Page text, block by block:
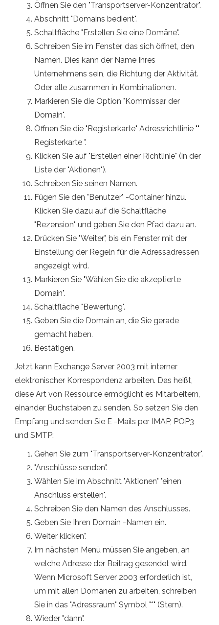
Öffnen Sie den "Transportserver-Konzentrator".
Abschnitt "Domains bedient".
Schaltfläche "Erstellen Sie eine Domäne".
Schreiben Sie im Fenster, das sich öffnet, den
Namen. Dies kann der Name Ihres
Unternehmens sein, die Richtung der Aktivität.
Oder alle zusammen in Kombinationen.
Markieren Sie die Option "Kommissar der
Domain".
Öffnen Sie die "Registerkarte" Adressrichtlinie ""
Registerkarte ".
Klicken Sie auf "Erstellen einer Richtlinie" (in der
Liste der "Aktionen").
Schreiben Sie seinen Namen.
Fügen Sie den "Benutzer" -Container hinzu.
Klicken Sie dazu auf die Schaltfläche
"Rezension" und geben Sie den Pfad dazu an.
Drücken Sie "Weiter", bis ein Fenster mit der
Einstellung der Regeln für die Adressadressen
angezeigt wird.
Markieren Sie "Wählen Sie die akzeptierte
Domain".
Schaltfläche "Bewertung".
Geben Sie die Domain an, die Sie gerade
gemacht haben.
Bestätigen.
Jetzt kann Exchange Server 2003 mit interner
elektronischer Korrespondenz arbeiten. Das heißt,
diese Art von Ressource ermöglicht es Mitarbeitern,
einander Buchstaben zu senden. So setzen Sie den
Empfang und senden Sie E -Mails per IMAP, POP3
und SMTP:
Gehen Sie zum "Transportserver-Konzentrator".
"Anschlüsse senden".
Wählen Sie im Abschnitt "Aktionen" "einen
Anschluss erstellen".
Schreiben Sie den Namen des Anschlusses.
Geben Sie Ihren Domain -Namen ein.
Weiter klicken".
Im nächsten Menü müssen Sie angeben, an
welche Adresse der Beitrag gesendet wird.
Wenn Microsoft Server 2003 erforderlich ist,
um mit allen Domänen zu arbeiten, schreiben
Sie in das "Adressraum" Symbol "*" (Stern).
Wieder "dann".